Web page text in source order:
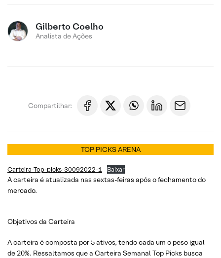
Gilberto Coelho
Analista de Ações
Compartilhar:
TOP PICKS ARENA
Carteira-Top-picks-30092022-1 Baixar
A carteira é atualizada nas sextas-feiras após o fechamento do
mercado.
Objetivos da Carteira
A carteira é composta por 5 ativos, tendo cada um o peso igual
de 20%. Ressaltamos que a Carteira Semanal Top Picks busca